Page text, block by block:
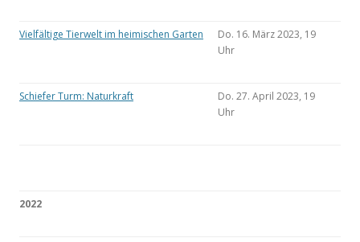
Vielfältige Tierwelt im heimischen Garten
Do. 16. März 2023, 19
Uhr
Schiefer Turm: Naturkraft
Do. 27. April 2023, 19
Uhr
2022